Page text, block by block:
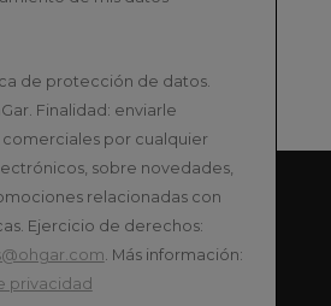
de protección de datos.
Finalidad: enviarle
por cualquier
sobre novedades,
relacionadas con
Ejercicio de derechos:
. Más información:
privacidad